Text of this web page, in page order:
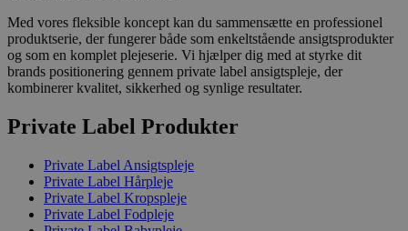
Med vores fleksible koncept kan du sammensætte en professionel
produktserie, der fungerer både som enkeltstående ansigtsprodukter
og som en komplet plejeserie. Vi hjælper dig med at styrke dit
brands positionering gennem private label ansigtspleje, der
kombinerer kvalitet, sikkerhed og synlige resultater.
Private Label Produkter
Private Label Ansigtspleje
Private Label Hårpleje
Private Label Kropspleje
Private Label Fodpleje